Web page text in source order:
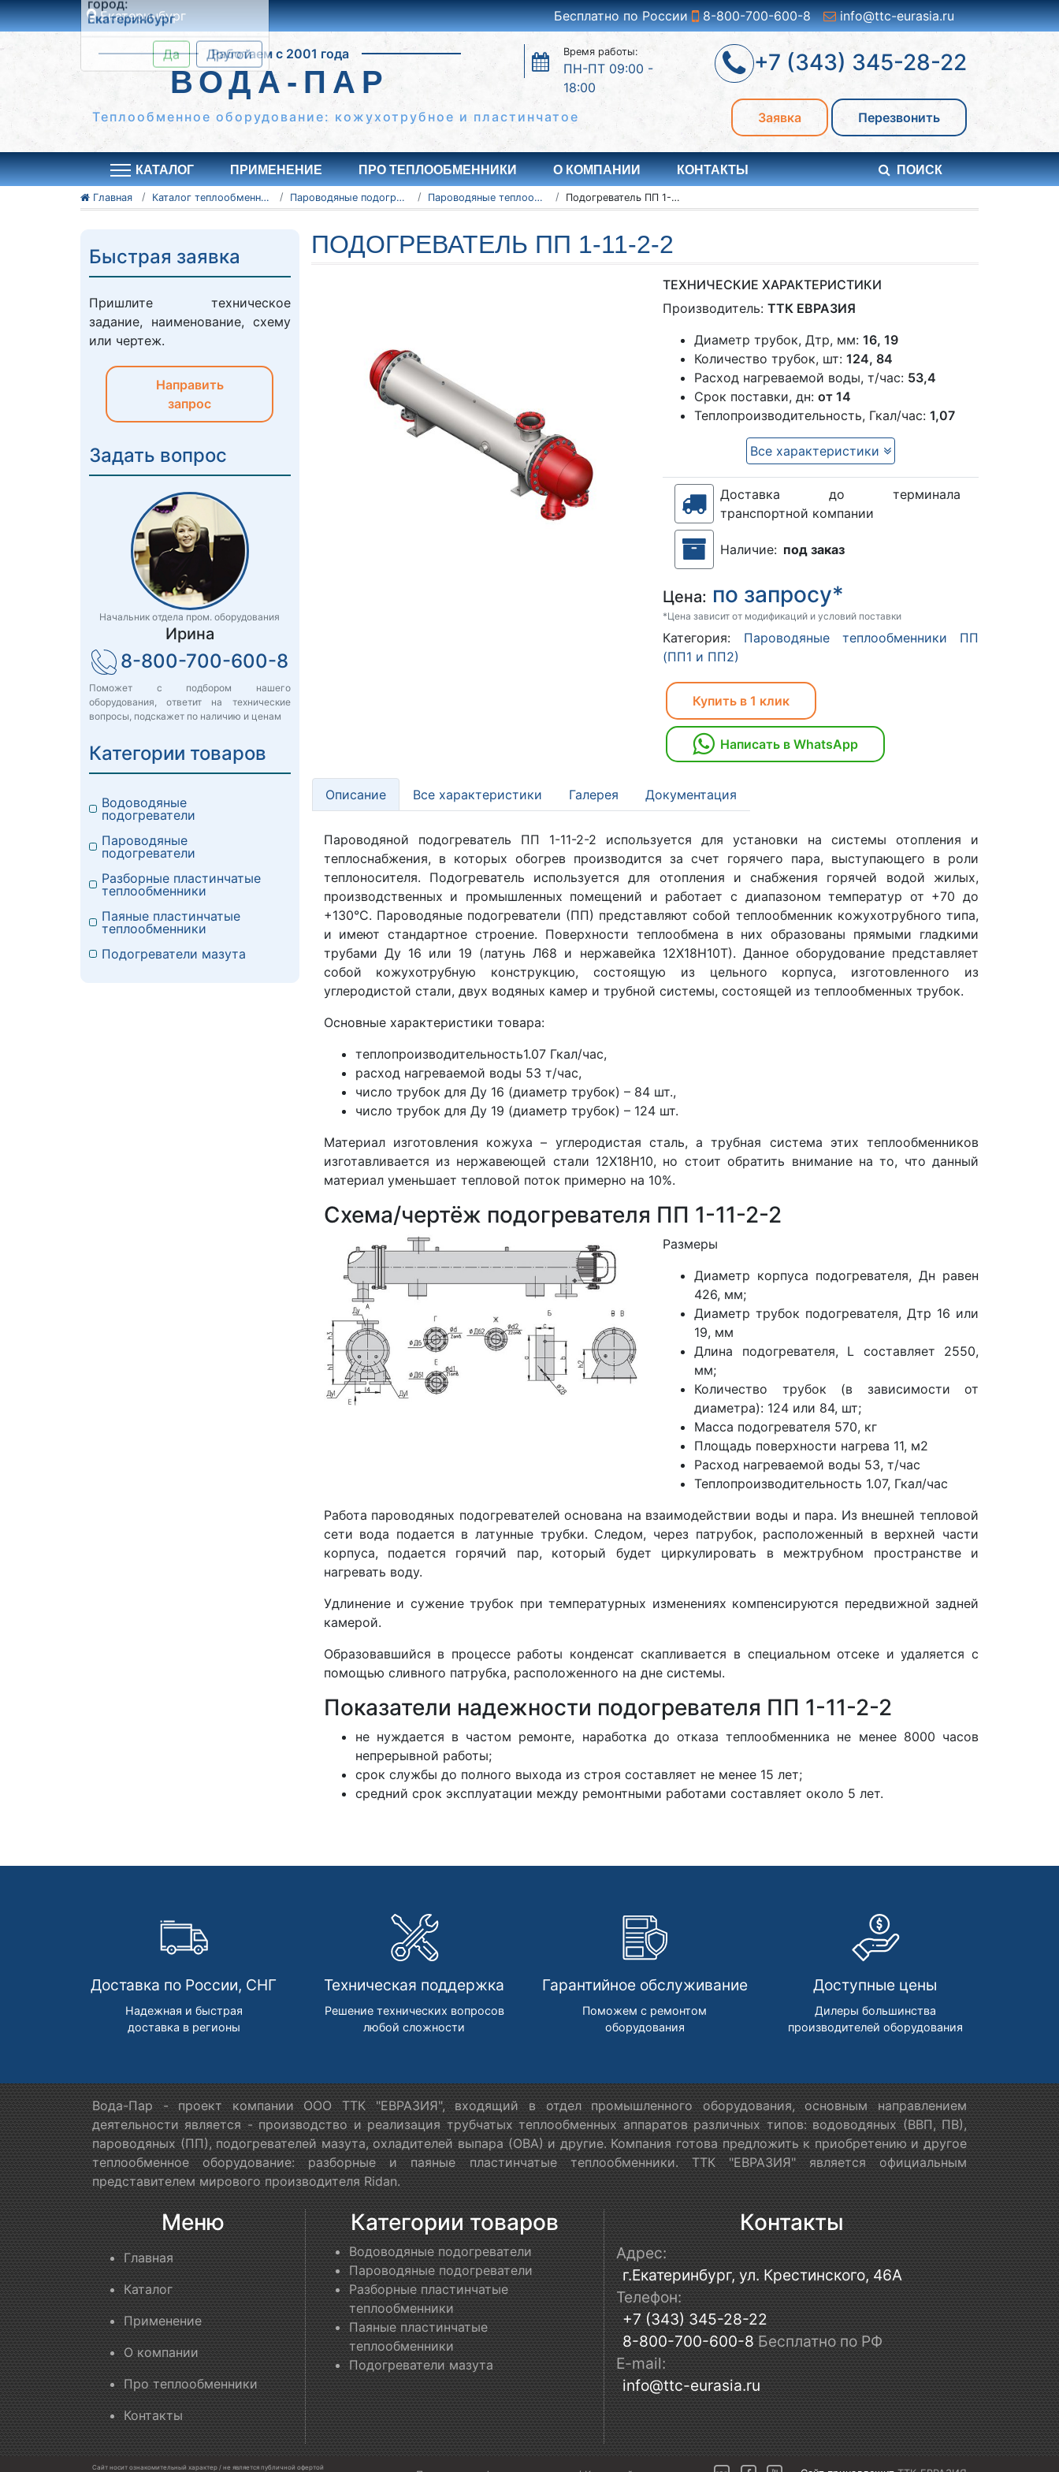
Екатеринбург
Это ближайши к вам
город:
Екатеринбург
Другой
Бесплатно по России 8-800-700-600-8 info@ttc-eurasia.ru
Работаем с 2001 года
ВОДА-ПАР
Время работы:
ПН-ПТ 09:00 -
18:00
Теплообменное оборудование: кожухотрубное и пластинчатое
+7 (343) 345-28-22
Заявка Перезвонить
КАТАЛОГ ПРИМЕНЕНИЕ ПРО ТЕПЛООБМЕННИКИ О КОМПАНИИ КОНТАКТЫ ПОИСК
Главная Каталог теплообменного оборудования Пароводяные подогреватели Пароводяные теплообменники ПП (ПП1 и ПП2) Подогреватель ПП 1-11-2-2
ПОДОГРЕВАТЕЛЬ ПП 1-11-2-2
ТЕХНИЧЕСКИЕ ХАРАКТЕРИСТИКИ
Производитель:ТТК ЕВРАЗИЯ
Диаметр трубок, Дтр, мм:16, 19
Количество трубок, шт:124, 84
Расход нагреваемой воды, т/час: 53,4
Срок поставки, дн:от 14
Теплопроизводительность, Гкал/час:1,07
Все характеристики
Доставка до терминала
транспортной компании
Наличие: под заказ
Цена: по запросу*
*Цена зависит от модификаций и условий поставки
Категория: Пароводяные теплообменники ПП
(ПП1 и ПП2)
Купить в 1 клик
Написать в WhatsApp
Описание Все характеристики Галерея Документация
Пароводяной подогреватель ПП 1-11-2-2 используется для установки на системы отопления и
теплоснабжения, в которых обогрев производится за счет горячего пара, выступающего в роли
теплоносителя. Подогреватель используется для отопления и снабжения горячей водой жилых,
производственных и промышленных помещений и работает с диапазоном температур от +70 до
+130°С. Пароводяные подогреватели (ПП) представляют собой теплообменник кожухотрубного типа,
и имеют стандартное строение. Поверхности теплообмена в них образованы прямыми гладкими
трубами Ду 16 или 19 (латунь Л68 и нержавейка 12Х18Н10Т). Данное оборудование представляет
собой кожухотрубную конструкцию, состоящую из цельного корпуса, изготовленного из
углеродистой стали, двух водяных камер и трубной системы, состоящей из теплообменных трубок.
Основные характеристики товара:
теплопроизводительность1.07 Гкал/час,
расход нагреваемой воды 53 т/час,
число трубок для Ду 16 (диаметр трубок) – 84 шт.,
число трубок для Ду 19 (диаметр трубок) – 124 шт.
Материал изготовления кожуха – углеродистая сталь, а трубная система этих теплообменников
изготавливается из нержавеющей стали 12Х18Н10, но стоит обратить внимание на то, что данный
материал уменьшает тепловой поток примерно на 10%.
Схема/чертёж подогревателя ПП 1-11-2-2
Размеры
Диаметр корпуса подогревателя, Дн равен
426, мм;
Диаметр трубок подогревателя, Дтр 16 или
19, мм
Длина подогревателя, L составляет 2550,
мм;
Количество трубок (в зависимости от
диаметра): 124 или 84, шт;
Масса подогревателя 570, кг
Площадь поверхности нагрева 11, м2
Расход нагреваемой воды 53, т/час
Теплопроизводительность 1.07, Гкал/час
Работа пароводяных подогревателей основана на взаимодействии воды и пара. Из внешней тепловой
сети вода подается в латунные трубки. Следом, через патрубок, расположенный в верхней части
корпуса, подается горячий пар, который будет циркулировать в межтрубном пространстве и
нагревать воду.
Удлинение и сужение трубок при температурных изменениях компенсируются передвижной задней
камерой.
Образовавшийся в процессе работы конденсат скапливается в специальном отсеке и удаляется с
помощью сливного патрубка, расположенного на дне системы.
Показатели надежности подогревателя ПП 1-11-2-2
не нуждается в частом ремонте, наработка до отказа теплообменника не менее 8000 часов
непрерывной работы;
срок службы до полного выхода из строя составляет не менее 15 лет;
средний срок эксплуатации между ремонтными работами составляет около 5 лет.
Быстрая заявка
Пришлите техническое
задание, наименование, схему
или чертеж.
Направить
запрос
Задать вопрос
Начальник отдела пром. оборудования
Ирина
8-800-700-600-8
Поможет с подбором нашего
оборудования, ответит на технические
вопросы, подскажет по наличию и ценам
Категории товаров
Водоводяные
подогреватели
Пароводяные
подогреватели
Разборные пластинчатые
теплообменники
Паяные пластинчатые
теплообменники
Подогреватели мазута
Доставка по России, СНГ
Надежная и быстрая
доставка в регионы
Техническая поддержка
Решение технических вопросов
любой сложности
Гарантийное обслуживание
Поможем с ремонтом
оборудования
Доступные цены
Дилеры большинства
производителей оборудования
Вода-Пар - проект компании ООО ТТК "ЕВРАЗИЯ", входящий в отдел промышленного оборудования, основным направлением
деятельности является - производство и реализация трубчатых теплообменных аппаратов различных типов: водоводяных (ВВП, ПВ),
пароводяных (ПП), подогревателей мазута, охладителей выпара (ОВА) и другие. Компания готова предложить к приобретению и другое
теплообменное оборудование: разборные и паяные пластинчатые теплообменники. ТТК "ЕВРАЗИЯ" является официальным
представителем мирового производителя Ridan.
Меню
Главная
Каталог
Применение
О компании
Про теплообменники
Контакты
Категории товаров
Водоводяные подогреватели
Пароводяные подогреватели
Разборные пластинчатые
теплообменники
Паяные пластинчатые
теплообменники
Подогреватели мазута
Контакты
Адрес:
г.Екатеринбург, ул. Крестинского, 46А
Телефон:
+7 (343) 345-28-22
8-800-700-600-8 Бесплатно по РФ
E-mail:
info@ttc-eurasia.ru
Сайт носит ознакомительный характер / не является публичной офертой